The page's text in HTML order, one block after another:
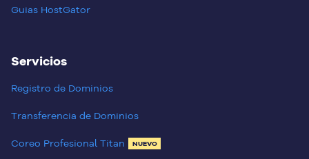
Guias HostGator
Servicios
Registro de Dominios
Transferencia de Dominios
Coreo Profesional Titan NUEVO